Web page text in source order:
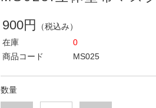
900円
（税込み）
在庫
0
商品コード
MS025
数量